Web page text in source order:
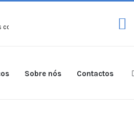
máximo de 30kg para compras a partir de
Sobre nós Contactos